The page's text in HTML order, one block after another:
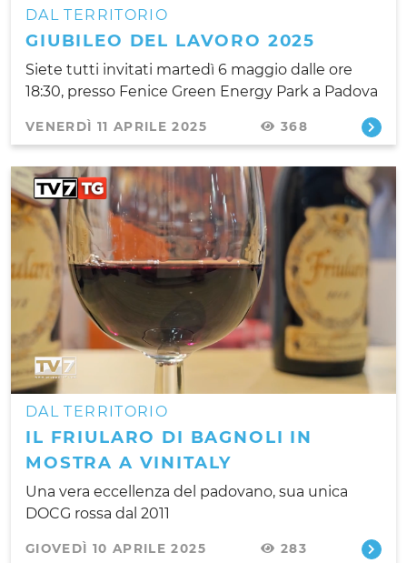
DAL TERRITORIO
GIUBILEO DEL LAVORO 2025
Siete tutti invitati martedì 6 maggio dalle ore
18:30, presso Fenice Green Energy Park a Padova
VENERDÌ 11 APRILE 2025 368
DAL TERRITORIO
IL FRIULARO DI BAGNOLI IN
MOSTRA A VINITALY
Una vera eccellenza del padovano, sua unica
DOCG rossa dal 2011
GIOVEDÌ 10 APRILE 2025 283